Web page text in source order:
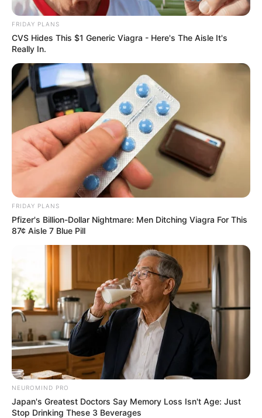
Solteiras noivas casadas
As crianças também merecem um organizador
personalizado ou até mesmo um brinquedo novo
FRIDAY PLANS
CVS Hides This $1 Generic Viagra - Here's The Aisle It's
Really In.
FRIDAY PLANS
Pfizer's Billion-Dollar Nightmare: Men Ditching Viagra For This
87¢ Aisle 7 Blue Pill
NEUROMIND PRO
Japan's Greatest Doctors Say Memory Loss Isn't Age: Just
Stop Drinking These 3 Beverages